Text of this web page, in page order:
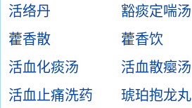
活络丹
豁痰定喘汤
藿香散
藿香饮
活血化痰汤
活血散瘿汤
活血止痛洗药
琥珀抱龙丸